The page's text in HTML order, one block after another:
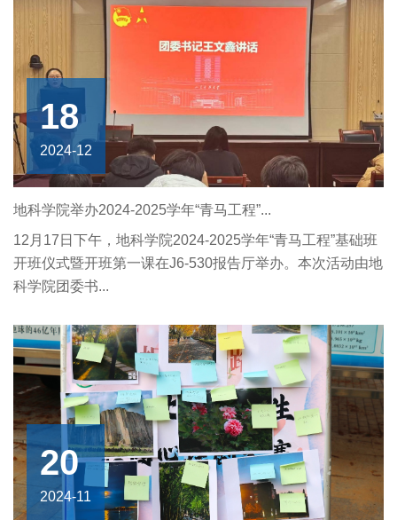
18
2024-12
地科学院举办2024-2025学年“青马工程”...
12月17日下午，地科学院2024-2025学年“青马工程”基础班
开班仪式暨开班第一课在J6-530报告厅举办。本次活动由地
科学院团委书...
20
2024-11